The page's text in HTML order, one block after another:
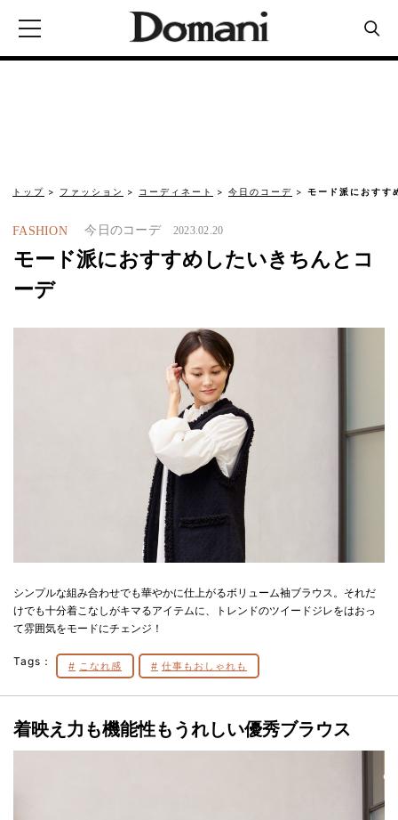
トップ ファッション コーディネート 今日のコーデ モード派におすす
FASHION 今日のコーデ 2023.02.20
モード派におすすめしたいきちんとコ
ーデ
シンプルな組み合わせでも華やかに仕上がるボリューム袖ブラウス。それだ
けでも十分着こなしがキマるアイテムに、トレンドのツイードジレをはおっ
て雰囲気をモードにチェンジ！
Tags： こなれ感 仕事もおしゃれも
着映え力も機能性もうれしい優秀ブラウス